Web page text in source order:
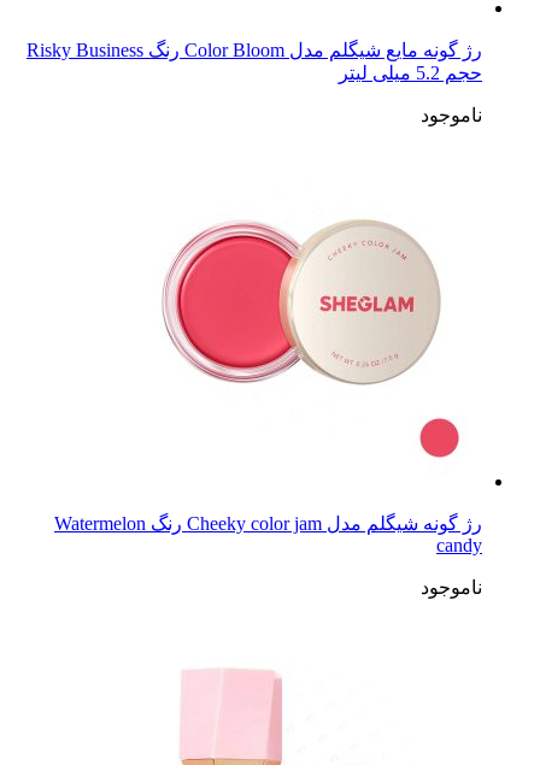
رژ گونه مایع شیگلم مدل Color Bloom رنگ Risky Business
حجم 5.2 میلی لیتر
ناموجود
رژ گونه شیگلم مدل Cheeky color jam رنگ Watermelon
candy
ناموجود